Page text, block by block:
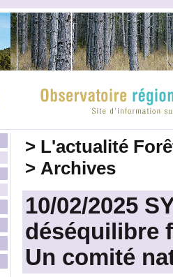
> L'actualité
> Archives
10/02/2025
déséquilibre
Un comité